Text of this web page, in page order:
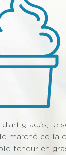
glacés, le
marché de la
teneur en